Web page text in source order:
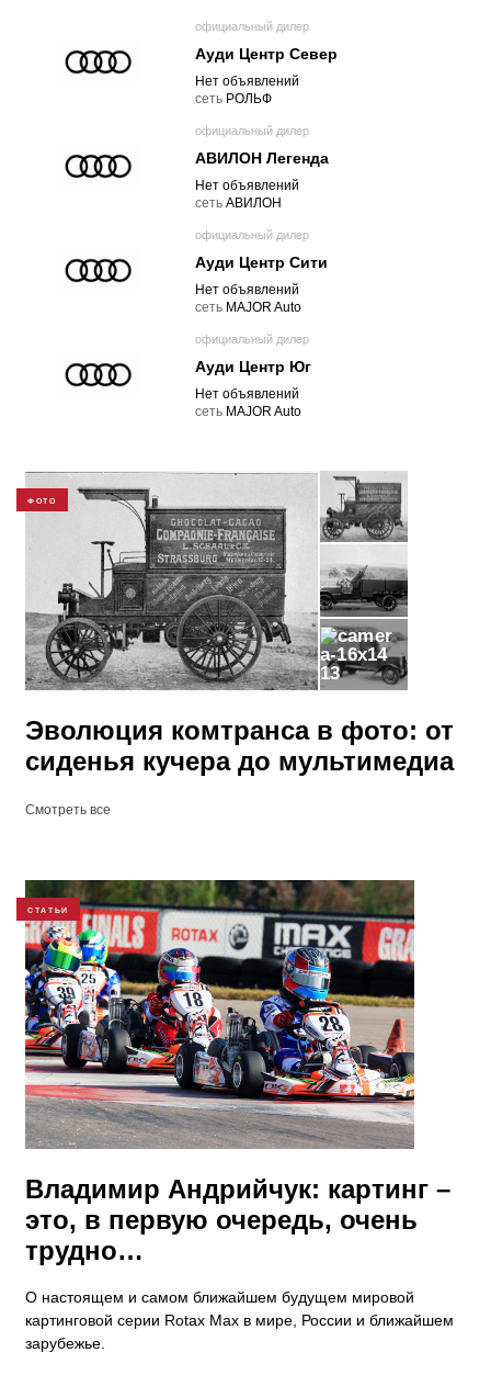
официальный дилер
Ауди Центр Север
Нет объявлений
cеть РОЛЬФ
официальный дилер
АВИЛОН Легенда
Нет объявлений
cеть АВИЛОН
официальный дилер
Ауди Центр Сити
Нет объявлений
cеть MAJOR Auto
официальный дилер
Ауди Центр Юг
Нет объявлений
cеть MAJOR Auto
ФОТО
13
Эволюция комтранса в фото: от
сиденья кучера до мультимедиа
Смотреть все
СТАТЬИ
​Владимир Андрийчук: картинг –
это, в первую очередь, очень
трудно…
О настоящем и самом ближайшем будущем мировой
картинговой серии Rotax Max в мире, России и ближайшем
зарубежье.